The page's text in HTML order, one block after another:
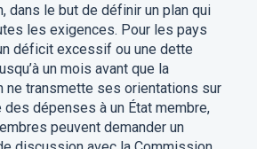
dans le but de définir un plan qui
les exigences. Pour les pays
déficit excessif ou une dette
un mois avant que la
ne transmette ses orientations sur
des dépenses à un État membre,
peuvent demander un